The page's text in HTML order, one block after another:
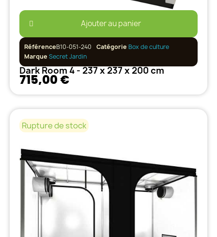
Ajouter au panier
RéférenceB10-051-240 Catégorie Box de culture
Marque Secret Jardin
Dark Room 4 - 237 x 237 x 200 cm
715,00 €
Rupture de stock